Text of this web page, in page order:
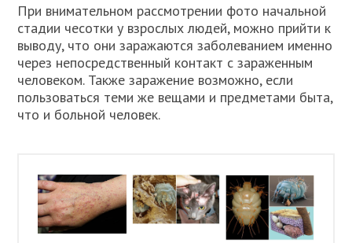
При внимательном рассмотрении фото начальной
стадии чесотки у взрослых людей, можно прийти к
выводу, что они заражаются заболеванием именно
через непосредственный контакт с зараженным
человеком. Также заражение возможно, если
пользоваться теми же вещами и предметами быта,
что и больной человек.